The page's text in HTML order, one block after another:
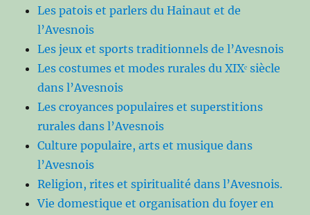
Les patois et parlers du Hainaut et de
l’Avesnois
Les jeux et sports traditionnels de l’Avesnois
Les costumes et modes rurales du XIXᵉ siècle
dans l’Avesnois
Les croyances populaires et superstitions
rurales dans l’Avesnois
Culture populaire, arts et musique dans
l’Avesnois
Religion, rites et spiritualité dans l’Avesnois.
Vie domestique et organisation du foyer en